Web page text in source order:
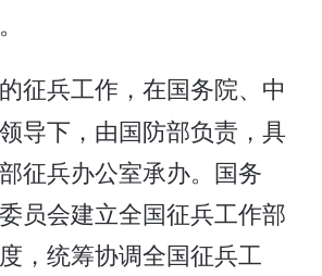
征兵工作，在国务院、中
导下，由国防部负责，具
征兵办公室承办。国务
员会建立全国征兵工作部
，统筹协调全国征兵工